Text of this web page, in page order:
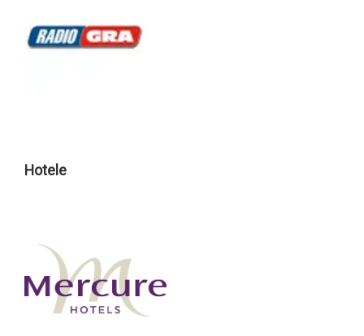
Hotele